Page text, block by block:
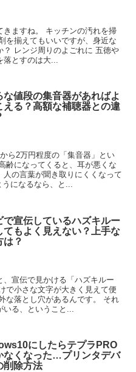
きますね。 キッチンの汚れを掃
を揃えてもいいですが、身近な
？ レンジ周りのよごれに 五徳や
とすのは大...
な値段の集音器があればよ
える？高額な補聴器との違
ら2万円程度の「集音器」とい
齢になってくると、耳が悪くな
の言葉が聞き取りにくくなって
になるなら、と...
で宣伝しているハズキルー
てもよく見えない？上手な
は？
宣伝で見かける「ハズキルー
で小さな文字が大きく見えて便
な落とし穴があるんです。 それ
る、ということ...
にしたらテプラPRO
なくなった…プリンタデバ
削除方法